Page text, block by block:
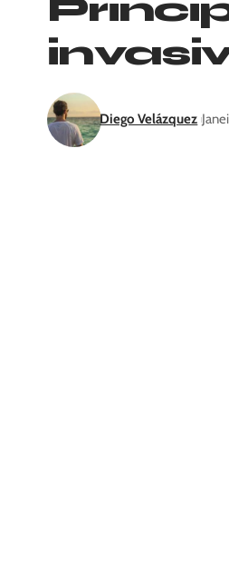
Diego Velázquez